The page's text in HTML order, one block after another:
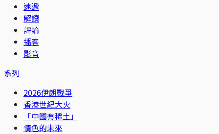
速遞
解讀
評論
播客
影音
系列
2026伊朗戰爭
香港世紀大火
「中國有稀土」
情色的未來